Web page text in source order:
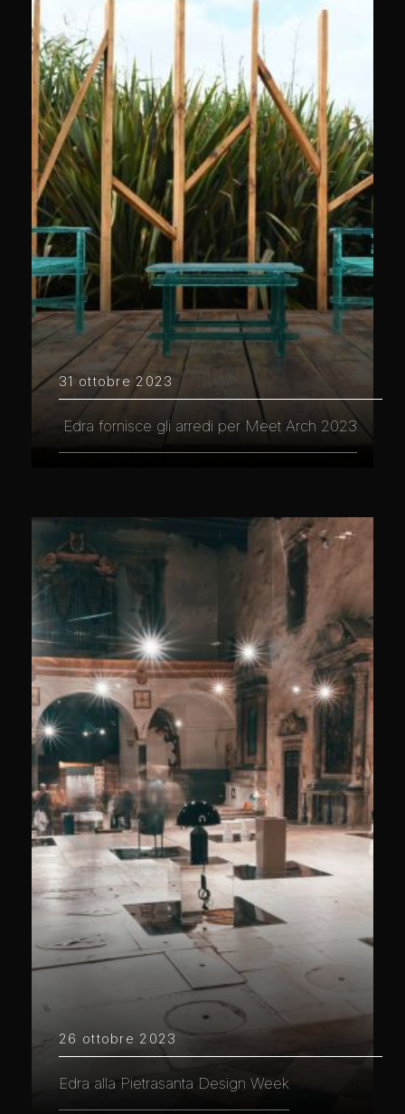
31 ottobre 2023
Edra fornisce gli arredi per Meet Arch 2023
26 ottobre 2023
Edra alla Pietrasanta Design Week